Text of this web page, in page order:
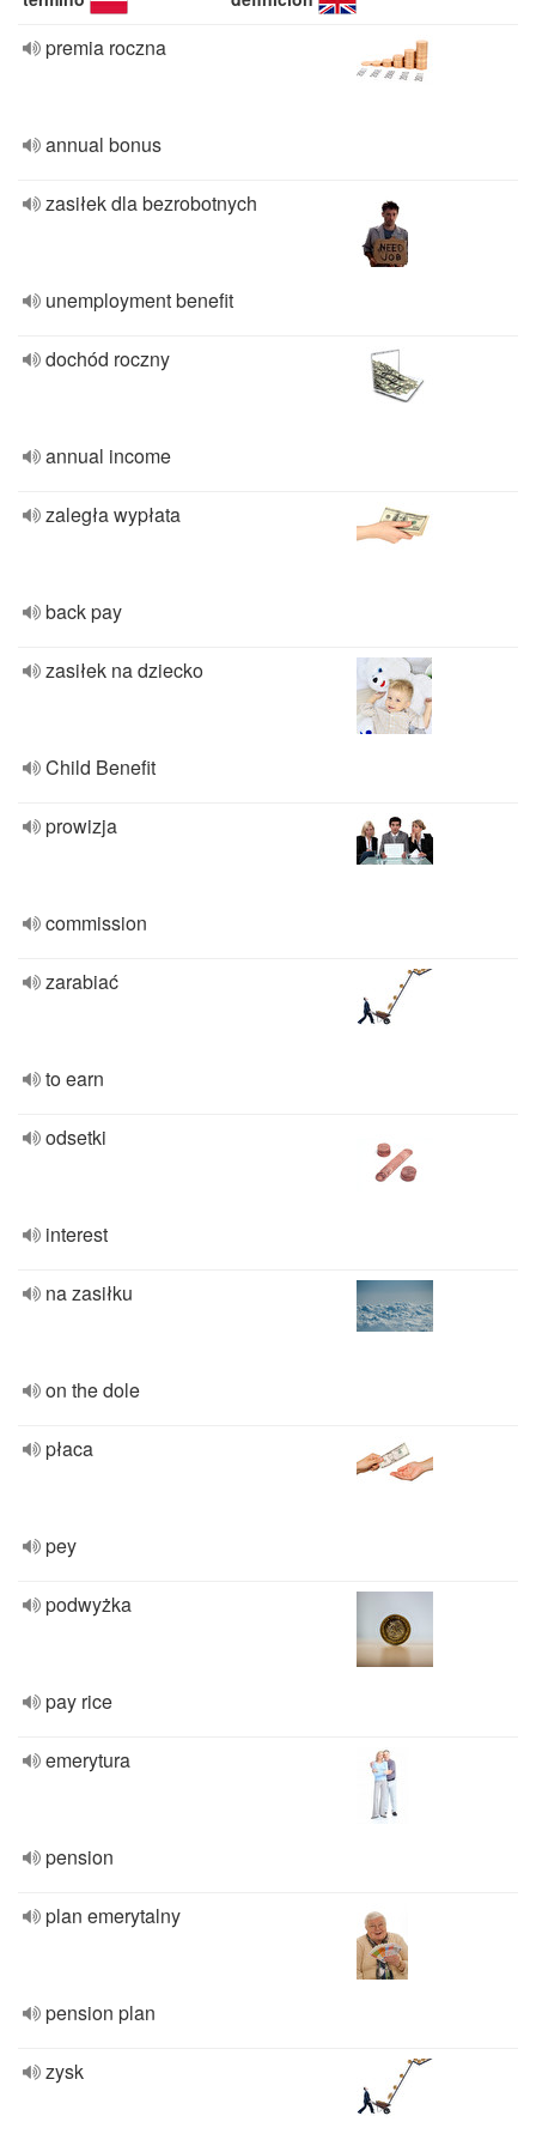
premia roczna
annual bonus
zasiłek dla bezrobotnych
unemployment benefit
dochód roczny
annual income
zaległa wypłata
back pay
zasiłek na dziecko
Child Benefit
prowizja
commission
zarabiać
to earn
odsetki
interest
na zasiłku
on the dole
płaca
pey
podwyżka
pay rice
emerytura
pension
plan emerytalny
pension plan
zysk